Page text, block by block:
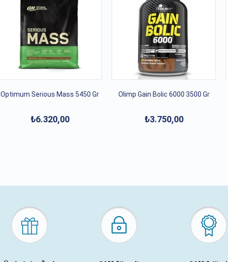
Optimum Serious Mass 5450 Gr
₺6.320,00
Olimp Gain Bolic 6000 3500 Gr
₺3.750,00